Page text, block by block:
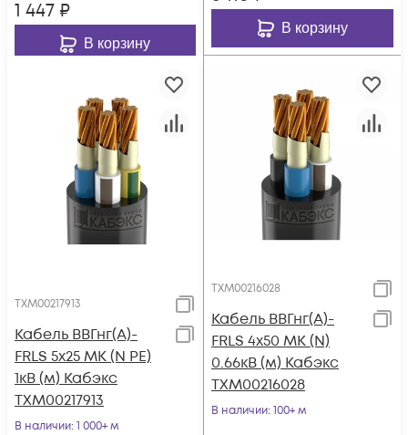
1 447 ₽
В корзину
В корзину
ТХМ00217913
Кабель ВВГнг(А)-
FRLS 5х25 МК (N PE)
1кВ (м) Кабэкс
ТХМ00217913
В наличии: 1 000+ м
ТХМ00216028
Кабель ВВГнг(А)-
FRLS 4х50 МК (N)
0.66кВ (м) Кабэкс
ТХМ00216028
В наличии: 100+ м